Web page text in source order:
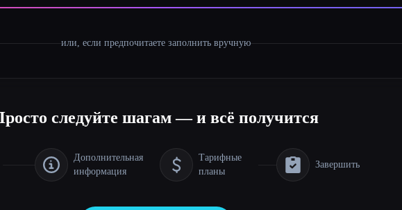
или, если предпочитаете заполнить вручную
следуйте шагам — и всё получится
Дополнительная
информация
Тарифные
планы
Завершить